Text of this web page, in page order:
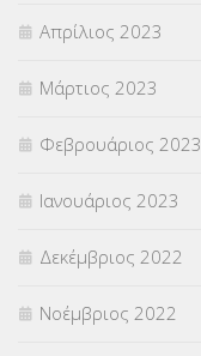
Απρίλιος 2023
Μάρτιος 2023
Φεβρουάριος 2023
Ιανουάριος 2023
Δεκέμβριος 2022
Νοέμβριος 2022